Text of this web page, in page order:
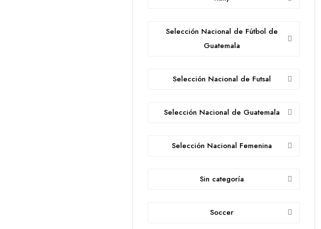
Selección Nacional de Fútbol de
Guatemala
Selección Nacional de Futsal
Selección Nacional de Guatemala
Selección Nacional Femenina
Sin categoría
Soccer